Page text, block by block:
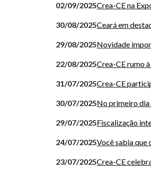
02/09/2025Crea-CE na
30/08/2025Ceará em
29/08/2025Novidade
22/08/2025Crea-CE rumo
31/07/2025Crea-CE
30/07/2025No primeiro dia
29/07/2025Fiscalização
24/07/2025Você sabia que
23/07/2025Crea-CE